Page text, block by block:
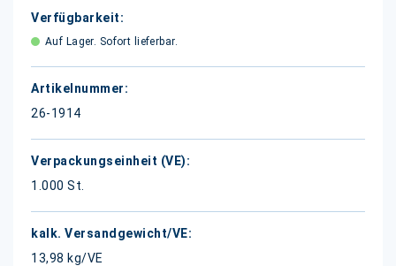
Auf Lager. Sofort lieferbar.
26-1914
1.000 St.
13,98 kg/VE